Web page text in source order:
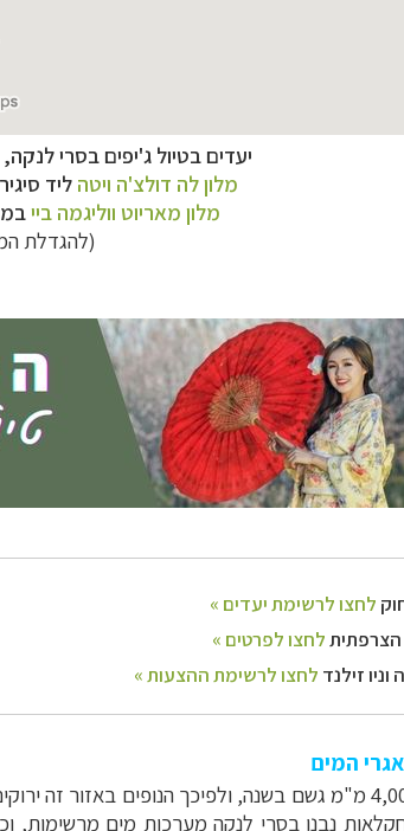
יעדים בטיול ג'יפים בסרי
מלון לה דולצ'ה ויטה ליד
מלון מאריוט ווליגמה ביי
(להגדלת
טיולים למזרח הרחוקלחצו לרשימת יעדים »
לחצו לפרטים »
המים
דרום סרי לנקה זוכה לכ- 4,000 מ"מ גשם בשנה, ולפיכך